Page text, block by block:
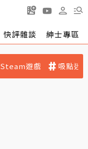
快評雜談 紳士專區
Steam遊戲 吸點迷